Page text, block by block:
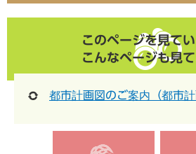
このページを見て
こんなページも見
都市計画図のご案内（都市計